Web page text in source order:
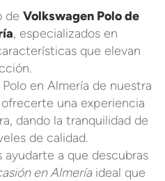
de Volkswagen Polo de
, especializados en
que elevan
en Almería de nuestra
una experiencia
dando la tranquilidad de
de calidad.
a que descubras
en Almeríaideal que